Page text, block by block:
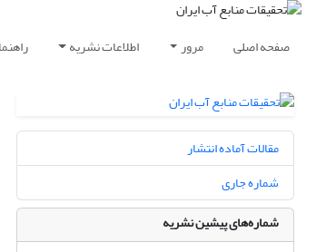
صفحه اصلی مرور اطلاعات نشریه
مقالات آماده انتشار
شماره جاری
شماره‌های پیشین نشریه